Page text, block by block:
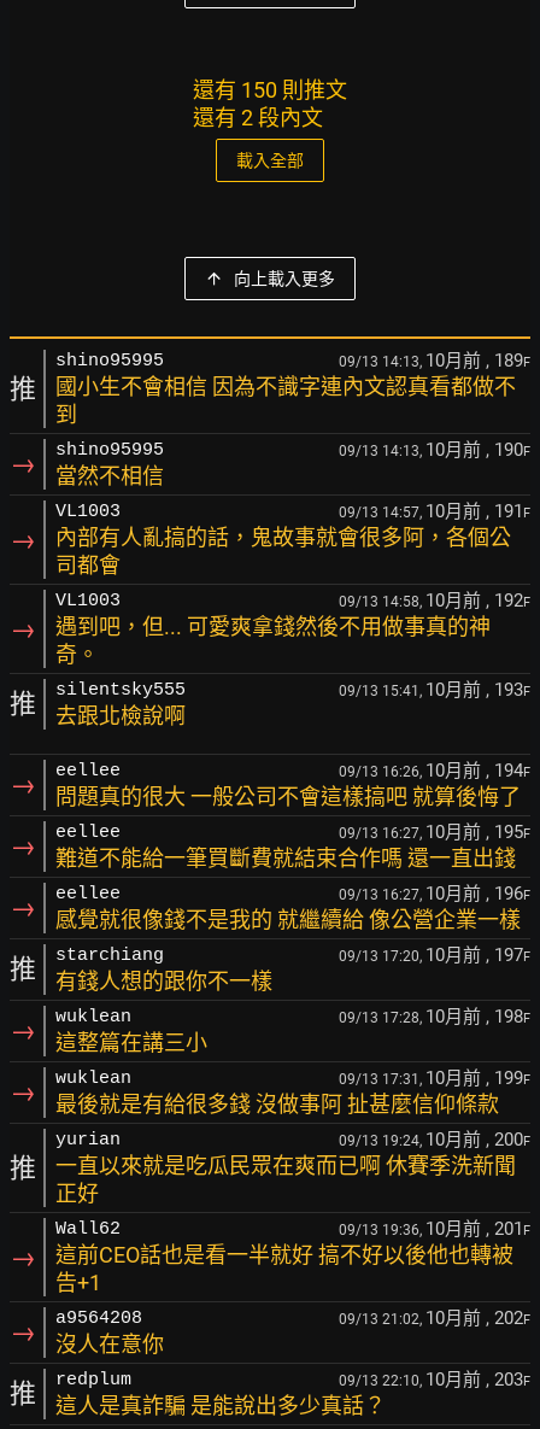
還有 150 則推文
還有 2 段內文
載入全部
向上載入更多
推
shino95995 09/13 14:13, 10月前 , 189F
國小生不會相信 因為不識字連內文認真看都做不
到
→ shino95995 09/13 14:13, 10月前 , 190F
當然不相信
→
VL1003 09/13 14:57, 10月前 , 191 F
內部有人亂搞的話，鬼故事就會很多阿，各個公
司都會
→
VL1003 09/13 14:58, 10月前 , 192F
遇到吧，但... 可愛爽拿錢然後不用做事真的神
奇。
推 silentsky555 09/13 15:41, 10月前 , 193F
去跟北檢說啊
→ eellee 09/13 16:26, 10月前 , 194F
問題真的很大 一般公司不會這樣搞吧 就算後悔了
→ eellee 09/13 16:27, 10月前 , 195F
難道不能給一筆買斷費就結束合作嗎 還一直出錢
→ eellee 09/13 16:27, 10月前 , 196F
感覺就很像錢不是我的 就繼續給 像公營企業一樣
推 starchiang 09/13 17:20, 10月前 , 197F
有錢人想的跟你不一樣
→ wuklean 09/13 17:28, 10月前 , 198F
這整篇在講三小
→ wuklean 09/13 17:31, 10月前 , 199F
最後就是有給很多錢 沒做事阿 扯甚麼信仰條款
推
yurian 09/13 19:24, 10月前 , 200F
一直以來就是吃瓜民眾在爽而已啊 休賽季洗新聞
正好
→
Wall62 09/13 19:36, 10月前 , 201 F
這前CEO話也是看一半就好 搞不好以後他也轉被
告+1
→ a9564208 09/13 21:02, 10月前 , 202F
沒人在意你
推 redplum 09/13 22:10, 10月前 , 203F
這人是真詐騙 是能說出多少真話？